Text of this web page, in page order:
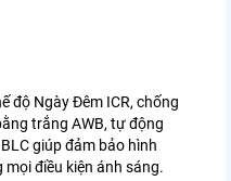
độ Ngày Đêm ICR, chống
trắng AWB, tự động
giúp đảm bảo hình
điều kiện ánh sáng.